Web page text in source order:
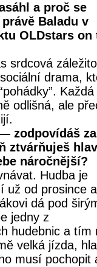
a proč se
Baladu v
OLDstars on
srdcová
drama,
Každá
odlišná, ale
zodpovídáš za
ztvárňuješ
náročnější?
Hudba je
už od prosince a
dá pod
jedny z
hudebnic a tím
velká jízda,
musí pochopit